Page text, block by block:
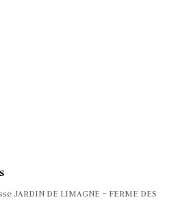
JARDIN DE LIMAGNE – FERME DES